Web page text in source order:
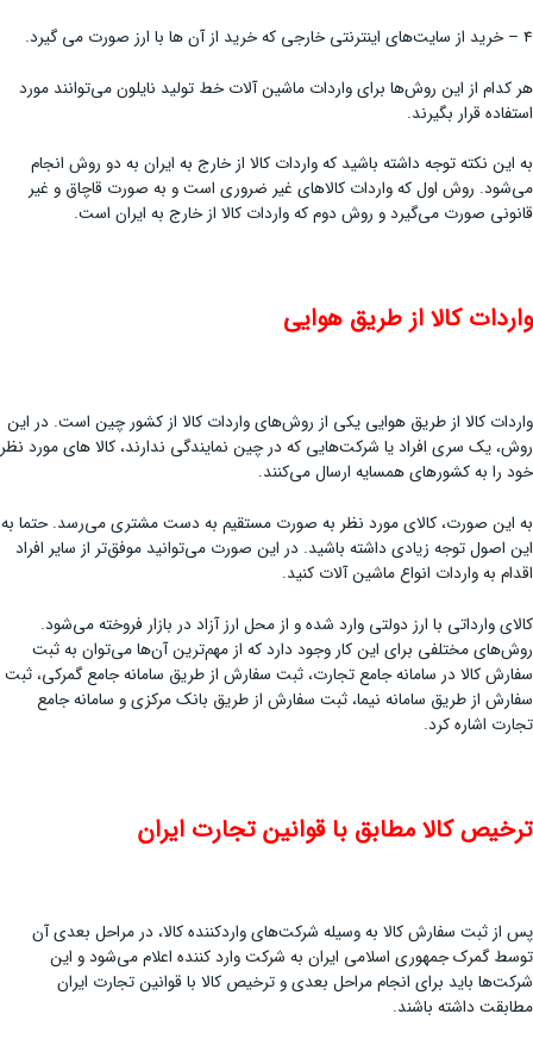
4 – خرید از سایت‌های اینترنتی خارجی که خرید از آن ها با ارز صورت می گیرد.
هر کدام از این روش‌ها برای واردات ماشین آلات خط تولید نایلون می‌توانند مورد
استفاده قرار بگیرند.
به این نکته توجه داشته باشید که واردات کالا از خارج به ایران به دو روش انجام
می‌شود. روش اول که واردات کالاهای غیر ضروری است و به صورت قاچاق و غیر
قانونی صورت می‌گیرد و روش دوم که واردات کالا از خارج به ایران است.
واردات کالا از طریق هوایی
واردات کالا از طریق هوایی یکی از روش‌های واردات کالا از کشور چین است. در این
روش، یک سری افراد یا شرکت‌هایی که در چین نمایندگی ندارند، کالا های مورد نظر
خود را به کشورهای همسایه ارسال می‌کنند.
به این صورت، کالای مورد نظر به صورت مستقیم به دست مشتری می‌رسد. حتما به
این اصول توجه زیادی داشته باشید. در این صورت می‌توانید موفق‌تر از سایر افراد
اقدام به واردات انواع ماشین آلات کنید.
کالای وارداتی با ارز دولتی وارد شده و از محل ارز آزاد در بازار فروخته می‌شود.
روش‌های مختلفی برای این کار وجود دارد که از مهم‌ترین آن‌ها می‌توان به ثبت
سفارش کالا در سامانه جامع تجارت، ثبت سفارش از طریق سامانه جامع گمرکی، ثبت
سفارش از طریق سامانه نیما، ثبت سفارش از طریق بانک مرکزی و سامانه جامع
تجارت اشاره کرد.
ترخیص کالا مطابق با قوانین تجارت ایران
پس از ثبت سفارش کالا به وسیله شرکت‌های واردکننده کالا، در مراحل بعدی آن
توسط گمرک جمهوری اسلامی ایران به شرکت وارد کننده اعلام می‌شود و این
شرکت‌ها باید برای انجام مراحل بعدی و ترخیص کالا با قوانین تجارت ایران
مطابقت داشته باشند.